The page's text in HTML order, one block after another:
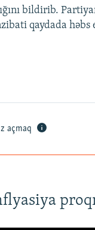
bildirib.
qaydada həbs
açmaq